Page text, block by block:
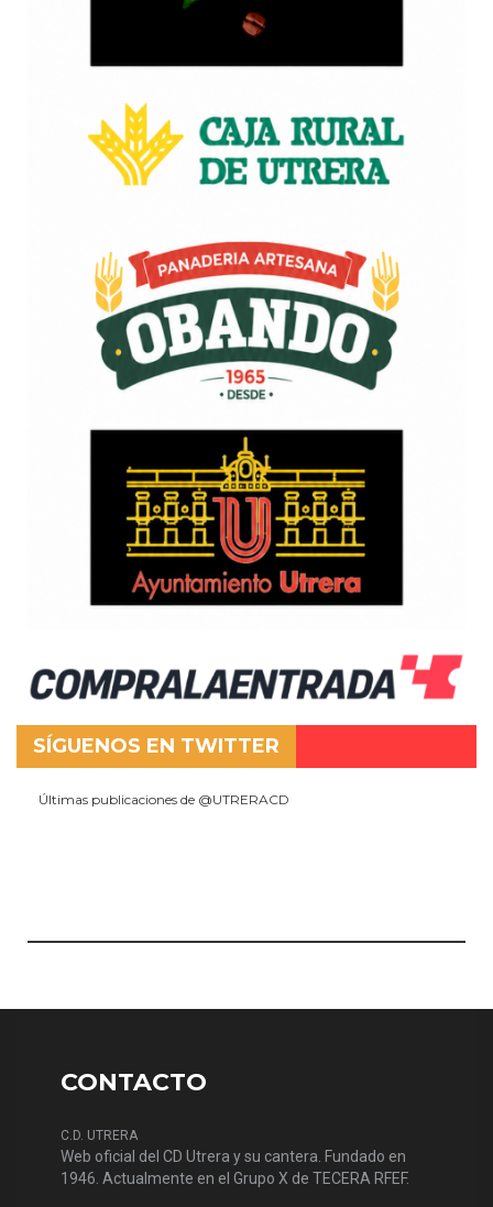
SÍGUENOS EN TWITTER
Últimas publicaciones de @UTRERACD
CONTACTO
C.D. UTRERA
Web oficial del CD Utrera y su cantera. Fundado en
1946. Actualmente en el Grupo X de TECERA RFEF.